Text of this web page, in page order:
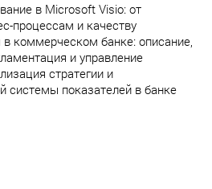
в Microsoft Visio: от
процессам и качеству
коммерческом банке: описание,
и управление
стратегии и
системы показателей в банке